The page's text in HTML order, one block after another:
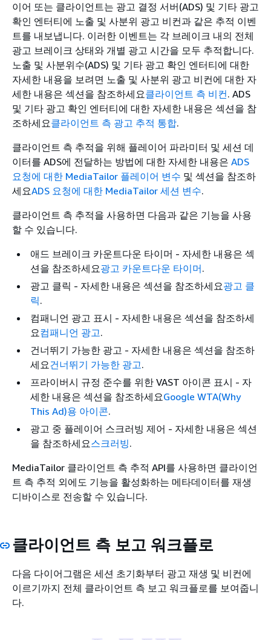
이어 또는 클라이언트는 광고 결정 서버(ADS) 및 기타 광고
확인 엔터티에 노출 및 사분위 광고 비컨과 같은 추적 이벤
트를 내보냅니다. 이러한 이벤트는 각 브레이크 내의 전체
광고 브레이크 상태와 개별 광고 시간을 모두 추적합니다.
노출 및 사분위수(ADS) 및 기타 광고 확인 엔터티에 대한
자세한 내용을 보려면 노출 및 사분위 광고 비컨에 대한 자
세한 내용은 섹션을 참조하세요클라이언트 측 비컨. ADS
및 기타 광고 확인 엔터티에 대한 자세한 내용은 섹션을 참
조하세요클라이언트 측 광고 추적 통합.
클라이언트 측 추적을 위해 플레이어 파라미터 및 세션 데
이터를 ADS에 전달하는 방법에 대한 자세한 내용은 ADS
요청에 대한 MediaTailor 플레이어 변수 및 섹션을 참조하
세요ADS 요청에 대한 MediaTailor 세션 변수.
클라이언트 측 추적을 사용하면 다음과 같은 기능을 사용
할 수 있습니다.
애드 브레이크 카운트다운 타이머 - 자세한 내용은 섹
션을 참조하세요광고 카운트다운 타이머.
광고 클릭 - 자세한 내용은 섹션을 참조하세요광고 클
릭.
컴패니언 광고 표시 - 자세한 내용은 섹션을 참조하세
요컴패니언 광고.
건너뛰기 가능한 광고 - 자세한 내용은 섹션을 참조하
세요건너뛰기 가능한 광고.
프라이버시 규정 준수를 위한 VAST 아이콘 표시 - 자
세한 내용은 섹션을 참조하세요Google WTA(Why
This Ad)용 아이콘.
광고 중 플레이어 스크러빙 제어 - 자세한 내용은 섹션
을 참조하세요스크러빙.
MediaTailor 클라이언트 측 추적 API를 사용하면 클라이언
트 측 추적 외에도 기능을 활성화하는 메타데이터를 재생
디바이스로 전송할 수 있습니다.
클라이언트 측 보고 워크플로
다음 다이어그램은 세션 초기화부터 광고 재생 및 비컨에
이르기까지 전체 클라이언트 측 보고 워크플로를 보여줍니
다.